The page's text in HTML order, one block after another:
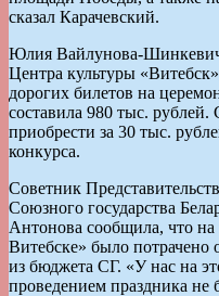
сказал Карачевский.
Юлия Вайлунова-
Центра культуры
дорогих билетов на
составила 980 тыс.
приобрести за 30 тыс.
конкурса.
Советник
Союзного государства
Антонова сообщила, что на
Витебске» было потрачено
из бюджета СГ. «У нас на
проведением праздника не